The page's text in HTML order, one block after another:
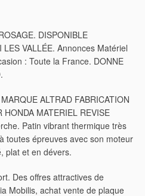
DISPONIBLE
VALLÉE. Annonces Matériel
: Toute la France. DONNE
ALTRAD FABRICATION
HONDA MATERIEL REVISE
Patin vibrant thermique très
toutes épreuves avec son moteur
plat et en dévers.
Des offres attractives de
Mobilis, achat vente de plaque